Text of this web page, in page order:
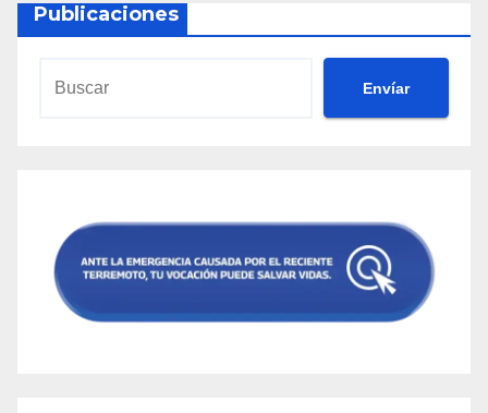
Publicaciones
Envíar